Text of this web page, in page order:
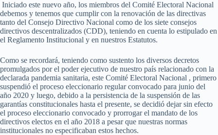
Iniciado este nuevo año, los miembros del Comité Electoral Nacional
debemos y tenemos que cumplir con la renovación de las directivas
tanto del Consejo Directivo Nacional como de los siete consejos
directivos descentralizados (CDD), teniendo en cuenta lo estipulado en
el Reglamento Institucional y en nuestros Estatutos.
Como se recordará, teniendo como sustento los diversos decretos
promulgados por el poder ejecutivo de nuestro país relacionado con la
declarada pandemia sanitaria, este Comité Electoral Nacional , primero
suspendió el proceso eleccionario regular convocado para junio del
año 2020 y luego, debido a la persistencia de la suspensión de las
garantías constitucionales hasta el presente, se decidió dejar sin efecto
el proceso eleccionario convocado y prorrogar el mandato de los
directivos electos en el año 2018 a pesar que nuestras normas
institucionales no especificaban estos hechos.